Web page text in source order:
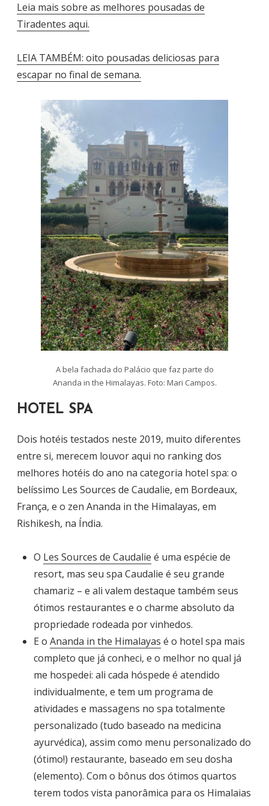
Leia mais sobre as melhores pousadas de
Tiradentes aqui.
LEIA TAMBÉM: oito pousadas deliciosas para
escapar no final de semana.
A bela fachada do Palácio que faz parte do
Ananda in the Himalayas. Foto: Mari Campos.
HOTEL SPA
Dois hotéis testados neste 2019, muito diferentes
entre si, merecem louvor aqui no ranking dos
melhores hotéis do ano na categoria hotel spa: o
belíssimo Les Sources de Caudalie, em Bordeaux,
França, e o zen Ananda in the Himalayas, em
Rishikesh, na Índia.
O Les Sources de Caudalie é uma espécie de
resort, mas seu spa Caudalie é seu grande
chamariz – e ali valem destaque também seus
ótimos restaurantes e o charme absoluto da
propriedade rodeada por vinhedos.
E o Ananda in the Himalayas é o hotel spa mais
completo que já conheci, e o melhor no qual já
me hospedei: ali cada hóspede é atendido
individualmente, e tem um programa de
atividades e massagens no spa totalmente
personalizado (tudo baseado na medicina
ayurvédica), assim como menu personalizado do
(ótimo!) restaurante, baseado em seu dosha
(elemento). Com o bônus dos ótimos quartos
terem todos vista panorâmica para os Himalaias